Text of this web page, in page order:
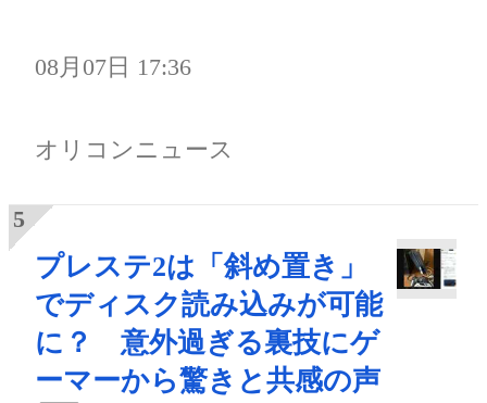
08月07日 17:36
オリコンニュース
プレステ2は「斜め置き」
でディスク読み込みが可能
に？ 意外過ぎる裏技にゲ
ーマーから驚きと共感の声